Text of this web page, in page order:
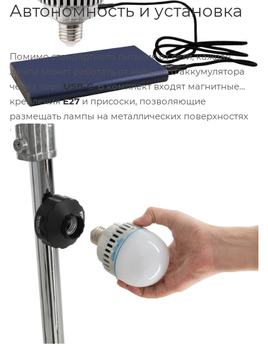
Автономность и установка
Помимо стандартного питания от сети, каждая
лампа может работать от внешнего аккумулятора
через порт USB-C. В комплект входят магнитные
крепленияE27и присоски, позволяющие
размещать лампы на металлических поверхностях
или стекле без сверления и сложных конструкций.